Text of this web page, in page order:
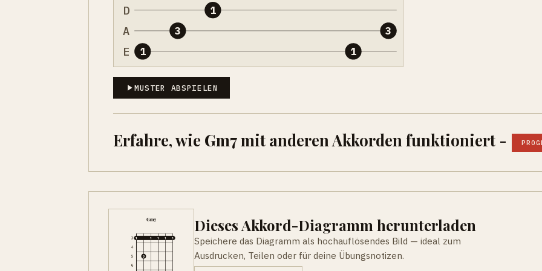
D
A
E 1
3
1
1
3
MUSTER ABSPIELEN
Erfahre, wie Gm7 mit anderen Akkorden funktioniert -
Dieses Akkord-Diagramm herunterladen
Speichere das Diagramm als hochauflösendes Bild — ideal zum
Ausdrucken, Teilen oder für deine Übungsnotizen.